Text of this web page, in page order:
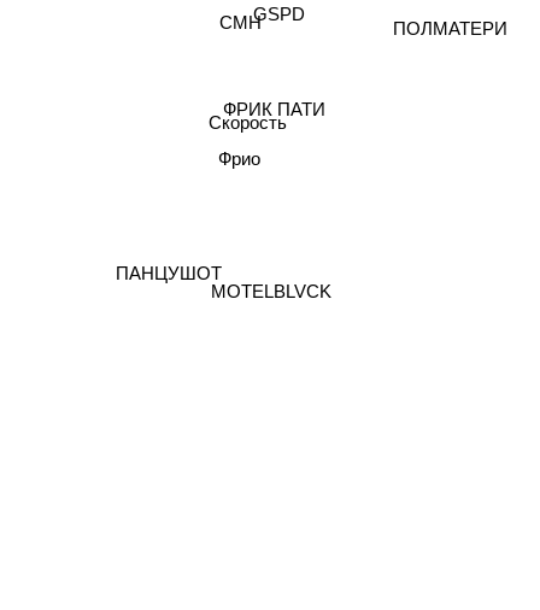
СМН
GSPD
Фрио
ФРИК ПАТИ
Скорость
MOTELBLVCK
ПАНЦУШОТ